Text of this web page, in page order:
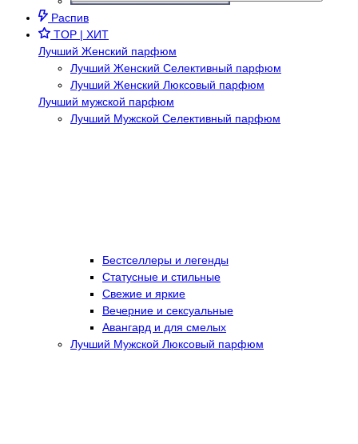
Распив
TOP | ХИТ
Лучший Женский парфюм
Лучший Женский Селективный парфюм
Лучший Женский Люксовый парфюм
Лучший мужской парфюм
Лучший Мужской Селективный парфюм
Бестселлеры и легенды
Статусные и стильные
Свежие и яркие
Вечерние и сексуальные
Авангард и для смелых
Лучший Мужской Люксовый парфюм